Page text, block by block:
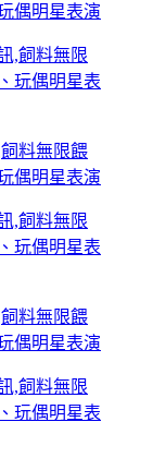
偶明星表演
料無限餵
偶明星表演
料無限餵
偶明星表演